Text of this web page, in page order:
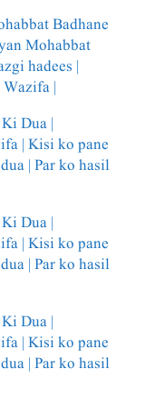
Badhane
Mohabbat
hadees |
|
Dua |
| Kisi ko pane
| Par ko hasil
Dua |
| Kisi ko pane
| Par ko hasil
Dua |
| Kisi ko pane
| Par ko hasil